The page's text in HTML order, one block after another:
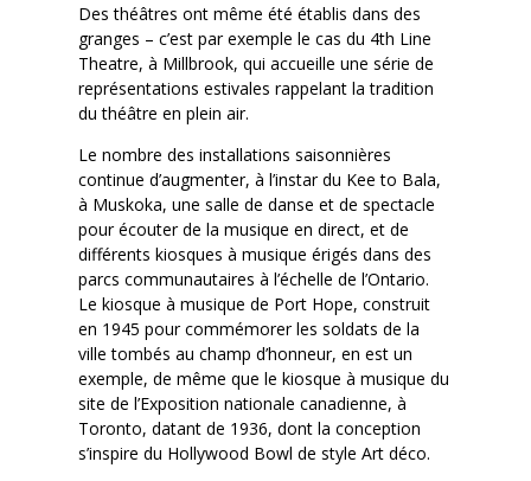
Des théâtres ont même été établis dans des
granges – c’est par exemple le cas du 4th Line
Theatre, à Millbrook, qui accueille une série de
représentations estivales rappelant la tradition
du théâtre en plein air.
Le nombre des installations saisonnières
continue d’augmenter, à l’instar du Kee to Bala,
à Muskoka, une salle de danse et de spectacle
pour écouter de la musique en direct, et de
différents kiosques à musique érigés dans des
parcs communautaires à l’échelle de l’Ontario.
Le kiosque à musique de Port Hope, construit
en 1945 pour commémorer les soldats de la
ville tombés au champ d’honneur, en est un
exemple, de même que le kiosque à musique du
site de l’Exposition nationale canadienne, à
Toronto, datant de 1936, dont la conception
s’inspire du Hollywood Bowl de style Art déco.